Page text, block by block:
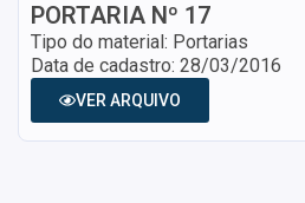
PORTARIA Nº 17
Tipo do material: Portarias
Data de cadastro: 28/03/2016
VER ARQUIVO